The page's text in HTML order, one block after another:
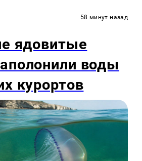
58 минут назад
ядовитые
воды
курортов